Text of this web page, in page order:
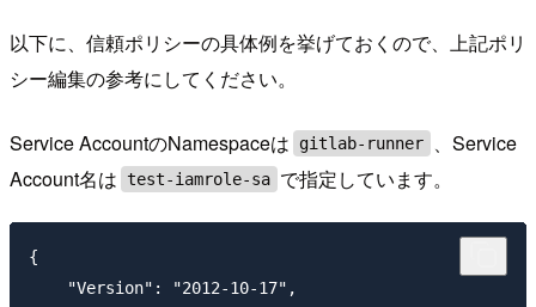
以下に、信頼ポリシーの具体例を挙げておくので、上記ポリ
シー編集の参考にしてください。
Service AccountのNamespaceは gitlab-runner
、Service
Account名は test-iamrole-sa で指定しています。
{
    "Version": "2012-10-17",